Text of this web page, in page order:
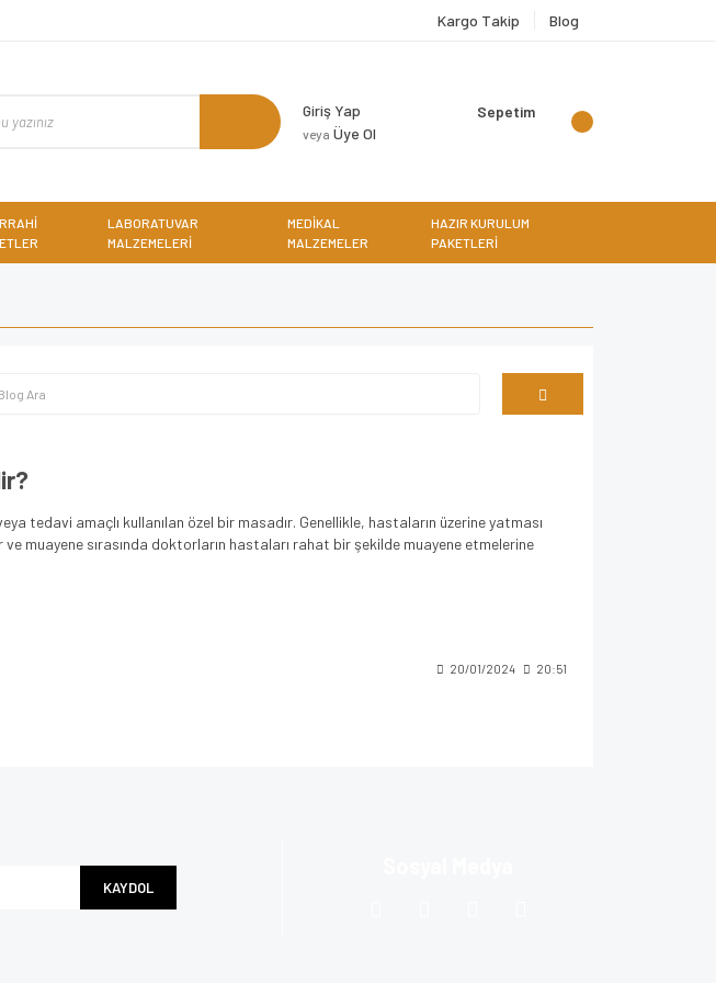
Kargo Takip Blog
Giriş Yap
veya Üye Ol
Sepetim
LABORATUVAR
MALZEMELERİ
MEDİKAL
MALZEMELER
HAZIR KURULUM
PAKETLERİ
tedavi amaçlı kullanılan özel bir masadır. Genellikle, hastaların üzerine yatması
muayene sırasında doktorların hastaları rahat bir şekilde muayene etmelerine
20/01/2024 20:51
KAYDOL